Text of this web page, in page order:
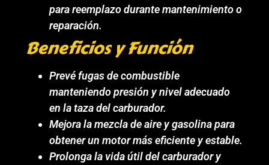
para reemplazo durante mantenimiento o
reparación.
Beneficios y Función
Prevé fugas de combustible
manteniendo presión y nivel adecuado
en la taza del carburador.
Mejora la mezcla de aire y gasolina para
obtener un motor más eficiente y estable.
Prolonga la vida útil del carburador y